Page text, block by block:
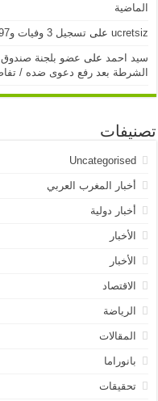
الماضية
ucretsiz علىتسجيل 3 وفيات و197 إصابة جديدة خلال 24 ساعة الماضية
سيد احمد على عضو بلجنة صندوق
الشرطة بعد رفع دعوى ضده /
تصنيفات
Uncategorised
أخبار المغرب العربي
أخبار دولية
الأخبار
الأخبار
الاقتصاد
الرياضة
المقالات
بانوراما
تحقيقات